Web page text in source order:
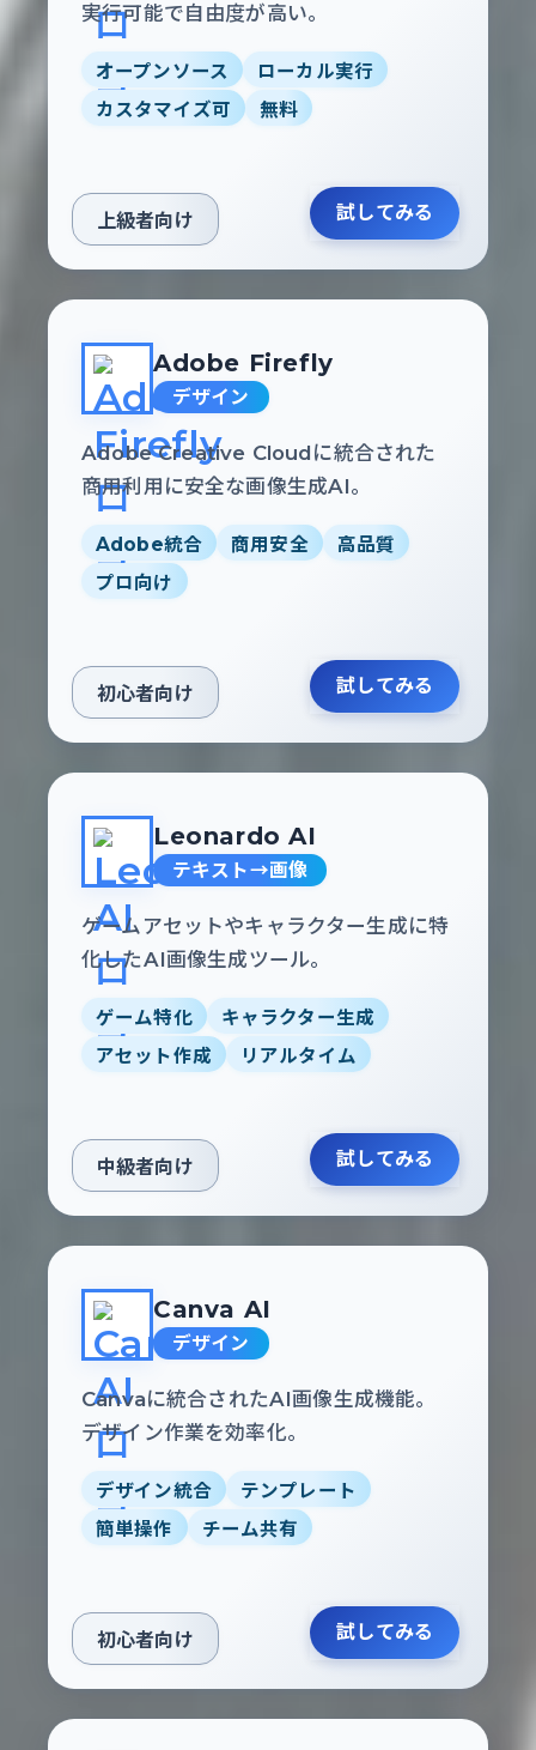
実行可能で自由度が高い。
オープンソース
ローカル実行
カスタマイズ可
無料
上級者向け 試してみる
Adobe Firefly
デザイン
Adobe Creative Cloudに統合された
商用利用に安全な画像生成AI。
Adobe統合 商用安全
高品質
プロ向け
初心者向け 試してみる
Leonardo AI
テキスト→画像
ゲームアセットやキャラクター生成に特
化したAI画像生成ツール。
ゲーム特化
キャラクター生成
アセット作成
リアルタイム
中級者向け 試してみる
Canva AI
デザイン
Canvaに統合されたAI画像生成機能。
デザイン作業を効率化。
デザイン統合
テンプレート
簡単操作
チーム共有
初心者向け 試してみる